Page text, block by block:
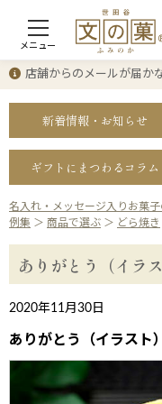
メニュー
店舗からのメールが届か
新着情報・お知らせ
ギフトにまつわるコラム
名入れ・メッセージ入りお菓
例集 ＞ 商品で選ぶ ＞ どら焼き
ありがとう（イラス
2020年11月30日
ありがとう（イラスト）